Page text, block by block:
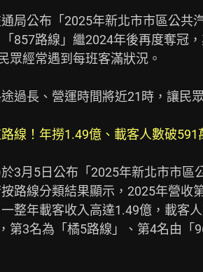
局公布「2025年新北市市區公共
857路線」繼2024年後再度奪冠
眾經常遇到每班客滿狀況。
過長、營運時間將近21時，讓民
線！年撈1.49億、載客人數破591
3月5日公布「2025年新北市市區
路線分類結果顯示，2025年營收
整年載客收入高達1.49億，載客
第3名為「橘5路線」、第4名由「